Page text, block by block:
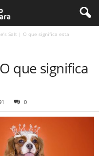
Salt | O que significa esta
que significa
0